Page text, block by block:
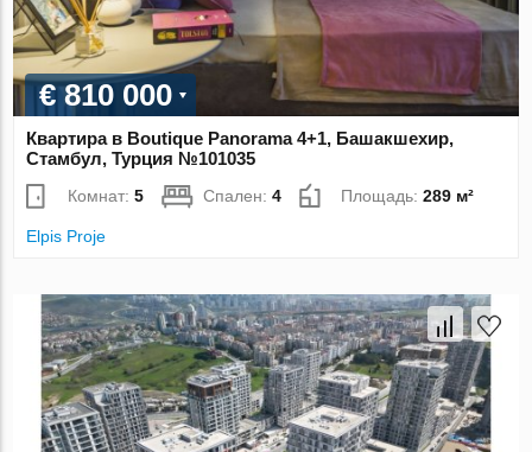
€ 810 000
Квартира в Boutique Panorama 4+1, Башакшехир,
Стамбул, Турция №101035
Комнат:5 Спален:4 Площадь:289 м²
Elpis Proje